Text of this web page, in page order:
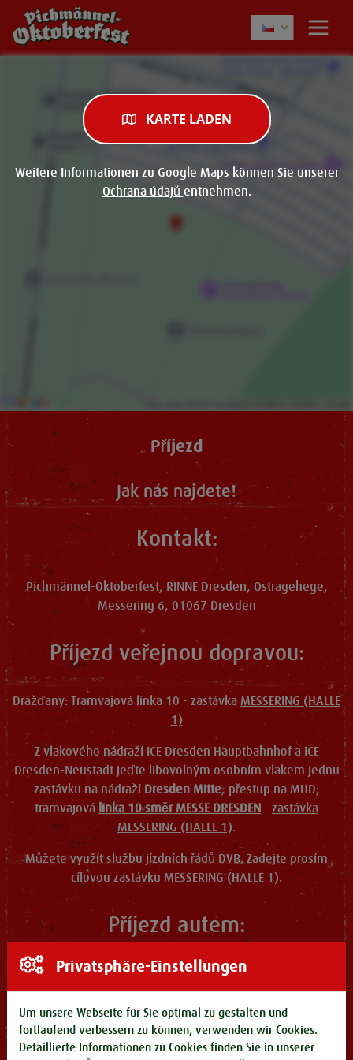
Privatsphäre-Einstellungen
Um unsere Webseite für Sie optimal zu gestalten und
fortlaufend verbessern zu können, verwenden wir Cookies.
Detaillierte Informationen zu Cookies finden Sie in unserer
KARTE LADEN
Weitere Informationen zu Google Maps können Sie unserer
Ochrana údajů entnehmen.
Příjezd
Jak nás najdete!
Kontakt:
Pichmännel-Oktoberfest, RINNE Dresden, Ostragehege,
Messering 6, 01067 Dresden
Příjezd veřejnou dopravou:
Drážďany: Tramvajová linka 10 - zastávka MESSERING (HALLE
1)
Z vlakového nádraží ICE Dresden Hauptbahnhof a ICE
Dresden-Neustadt jeďte libovolným osobním vlakem jednu
zastávku na nádraží Dresden Mitte; přestup na MHD;
tramvajová linka 10 směr MESSE DRESDEN - zastávka
MESSERING (HALLE 1).
Můžete využít službu jízdních řádů DVB. Zadejte prosím
cílovou zastávku MESSERING (HALLE 1).
Příjezd autem:
Pokud cestujete autem, máte možnost sjet z dálnice buď
výjezdem Dresden Neustadt, nebo výjezdem Dresden
Altstadt.
Dálniční sjezd Dresden Neustadt: